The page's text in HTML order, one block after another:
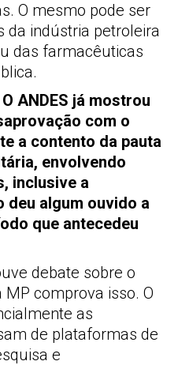
O mesmo pode ser
da indústria petroleira
das farmacêuticas
ANDES já mostrou
com o
a contento da pauta
envolvendo
inclusive a
deu algum ouvido a
que antecedeu
debate sobre o
comprova isso. O
as
de plataformas de
e